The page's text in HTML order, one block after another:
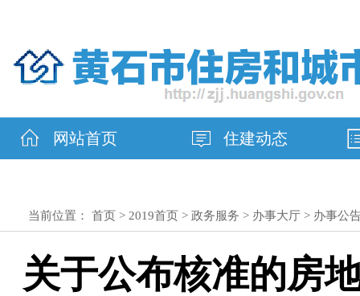
网站首页 住建动态
当前位置： 首页 > 2019首页 > 政务服务 > 办事大厅 > 办事公
关于公布核准的房